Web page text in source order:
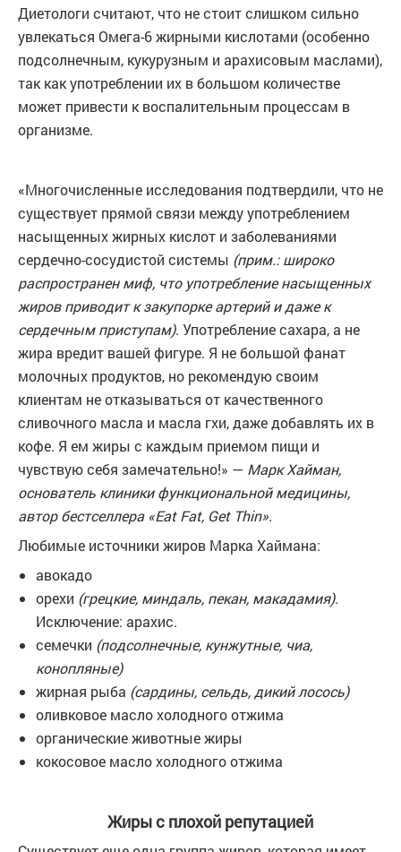
Диетологи считают, что не стоит слишком сильно
увлекаться Омега-6 жирными кислотами (особенно
подсолнечным, кукурузным и арахисовым маслами),
так как употреблении их в большом количестве
может привести к воспалительным процессам в
организме.
«Многочисленные исследования подтвердили, что не
существует прямой связи между употреблением
насыщенных жирных кислот и заболеваниями
сердечно-сосудистой системы (прим.: широко
распространен миф, что употребление насыщенных
жиров приводит к закупорке артерий и даже к
сердечным приступам). Употребление сахара, а не
жира вредит вашей фигуре. Я не большой фанат
молочных продуктов, но рекомендую своим
клиентам не отказываться от качественного
сливочного масла и масла гхи, даже добавлять их в
кофе. Я ем жиры с каждым приемом пищи и
чувствую себя замечательно!» — Марк Хайман,
основатель клиники функциональной медицины,
автор бестселлера «Eat Fat, Get Thin».
Любимые источники жиров Марка Хаймана:
авокадо
орехи (грецкие, миндаль, пекан, макадамия).
Исключение: арахис.
семечки (подсолнечные, кунжутные, чиа,
конопляные)
жирная рыба (сардины, сельдь, дикий лосось)
оливковое масло холодного отжима
органические животные жиры
кокосовое масло холодного отжима
Жиры с плохой репутацией